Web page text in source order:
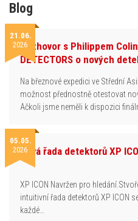
Blog
21.06.
2026Rozhovor s Philippem
DETECTORS o nových
Na březnové expedici ve Střední
možnost přednostně otestovat
Ačkoli jsme neměli k dispozici
05.05.
2026Nová řada detektorů XP
XP ICON Navržen pro
intuitivní řada detektorů XP ICON
každé…